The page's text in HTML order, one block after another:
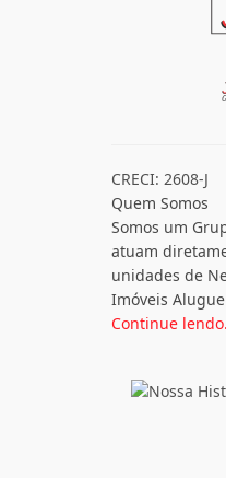
CRECI: 2608-J
Quem Somos
Somos um
atuam
unidades de
Imóveis
Continue